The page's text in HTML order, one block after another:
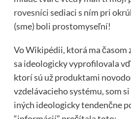
rovesnícisediaci s ním pri
(sme) boli prostomyseľní!
Vo Wikipédii, ktorá ma časom
sa ideologicky vyprofilovala
ktorí sú už produktami
vzdelávacieho systému, som
iných ideologicky tendenčne